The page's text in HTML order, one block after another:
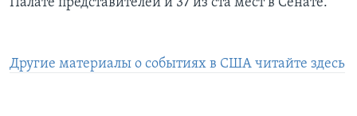
Палате представителей и 37 из ста мест в Сенате.
Другие материалы о событиях в США читайте здесь